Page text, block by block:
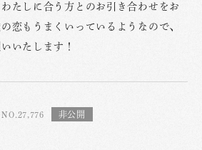
たしに合う方とのお引き合わせをお
恋もうまくいっているようなので、
いたします！
NO.27,776